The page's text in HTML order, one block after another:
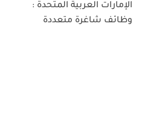
الإمارات العربية المتحدة :
وظائف شاغرة متعددة